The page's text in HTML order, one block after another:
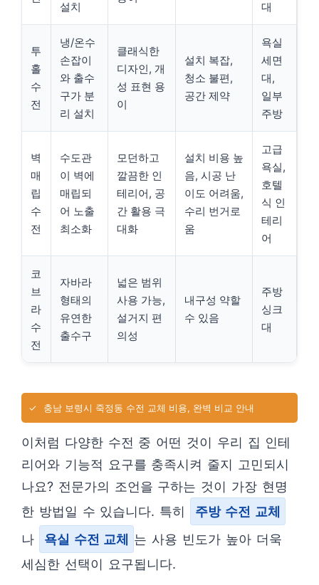
설치 대
투
홀
수
전
냉/온수
손잡이
와 출수
구가 분
리 설치
클래식한
디자인, 개
성 표현 용
이
설치 복잡,
청소 불편,
공간 제약
욕실
세면
대,
일부
주방
벽
매
립
수
전
수도관
이 벽에
매립되
어 노출
최소화
모던하고
깔끔한 인
테리어, 공
간 활용 극
대화
설치 비용 높
음, 시공 난
이도 어려움,
수리 번거로
움
고급
욕실,
호텔
식 인
테리
어
코
브
라
수
전
자바라
형태의
유연한
출수구
넓은 범위
사용 가능,
설거지 편
의성
내구성 약할
수 있음
주방
싱크
대
✓ 충남 보령시 죽정동 수전 교체 비용, 완벽 비교 안내
이처럼 다양한 수전 중 어떤 것이 우리 집 인테
리어와 기능적 요구를 충족시켜 줄지 고민되시
나요? 전문가의 조언을 구하는 것이 가장 현명
한 방법일 수 있습니다. 특히
주방 수전 교체
나
욕실 수전 교체
는 사용 빈도가 높아 더욱
세심한 선택이 요구됩니다.